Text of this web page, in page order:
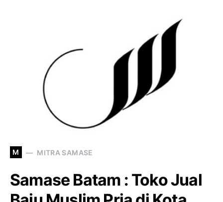
M MITRA SAMASE
Samase Batam : Toko Jual